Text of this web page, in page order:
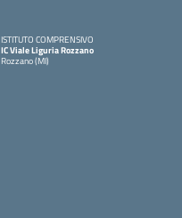
ISTITUTO COMPRENSIVO
IC Viale Liguria Rozzano
Rozzano (MI)